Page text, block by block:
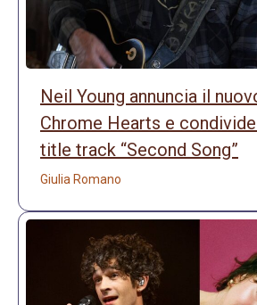
Neil Young annuncia il
Chrome Hearts e
title track “Second Song”
Giulia Romano